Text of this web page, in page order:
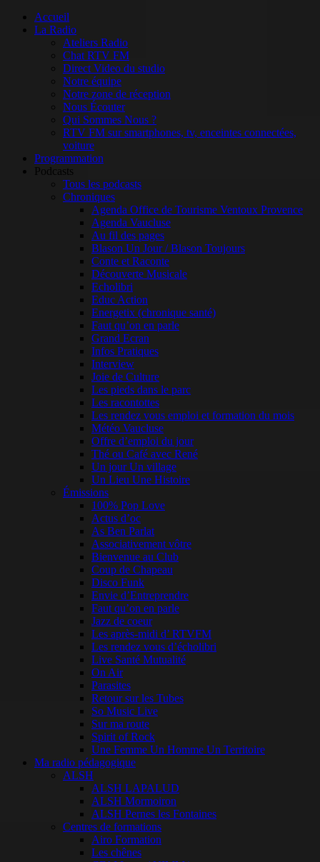
Accueil
La Radio
Ateliers Radio
Chat RTV FM
Direct Video du studio
Notre équipe
Notre zone de réception
Nous Écouter
Qui Sommes Nous ?
RTV FM sur smartphones, tv, enceintes connectées,
voiture
Programmation
Podcasts
Tous les podcasts
Chroniques
Agenda Office de Tourisme Ventoux Provence
Agenda Vaucluse
Au fil des pages
Blason Un Jour / Blason Toujours
Conte et Raconte
Découverte Musicale
Echolibri
Educ Action
Energetix (chronique santé)
Faut qu’on en parle
Grand Ecran
Infos Pratiques
Interview
Joie de Culture
Les pieds dans le parc
Les racontottes
Les rendez vous emploi et formation du mois
Météo Vaucluse
Offre d’emploi du jour
Thé ou Café avec René
Un jour Un village
Un Lieu Une Histoire
Émissions
100% Pop Love
Actus d’oc
As Ben Parlat
Associativement vôtre
Bienvenue au Club
Coup de Chapeau
Disco Funk
Envie d’Entreprendre
Faut qu’on en parle
Jazz de coeur
Les après-midi d’ RTVFM
Les rendez vous d’écholibri
Live Santé Mutualité
On Air
Parasites
Retour sur les Tubes
So Music Live
Sur ma route
Spirit of Rock
Une Femme Un Homme Un Territoire
Ma radio pédagogique
ALSH
ALSH LAPALUD
ALSH Mormoiron
ALSH Pernes les Fontaines
Centres de formations
Airo Formation
Les chênes